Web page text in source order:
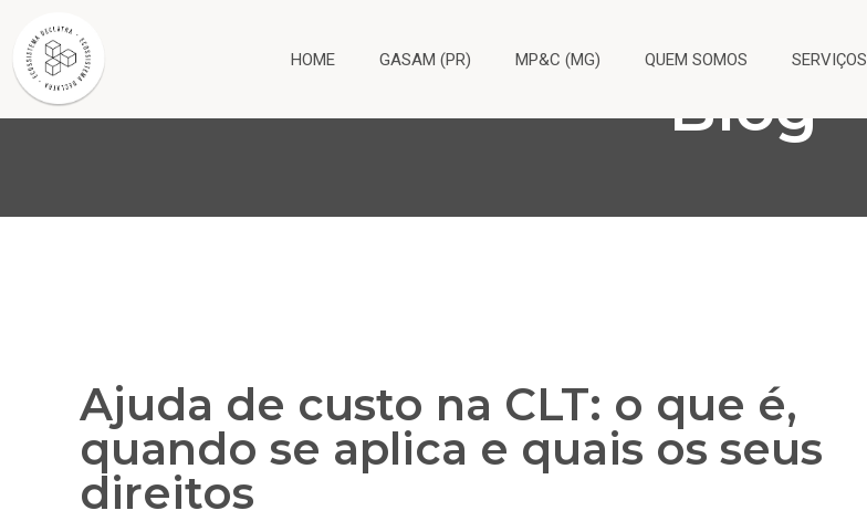
HOME GASAM (PR) MP&C (MG) QUEM SOMOS SERVIÇOS
Blog
Ajuda de custo na CLT: o que é,
quando se aplica e quais os seus
direitos